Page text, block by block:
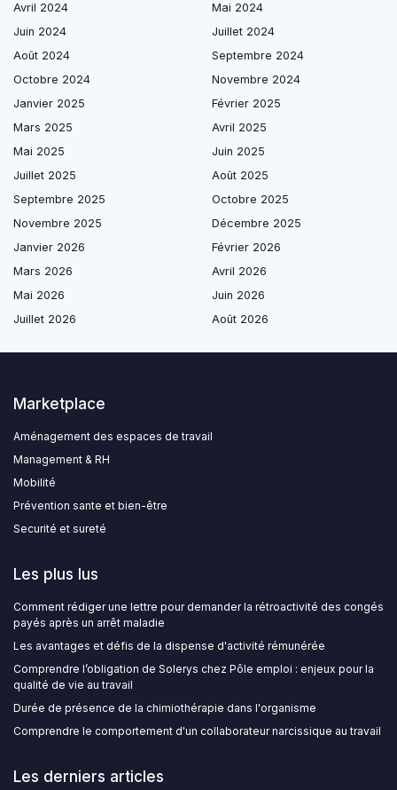
Avril 2024
Mai 2024
Juin 2024
Juillet 2024
Août 2024
Septembre 2024
Octobre 2024
Novembre 2024
Janvier 2025
Février 2025
Mars 2025
Avril 2025
Mai 2025
Juin 2025
Juillet 2025
Août 2025
Septembre 2025
Octobre 2025
Novembre 2025
Décembre 2025
Janvier 2026
Février 2026
Mars 2026
Avril 2026
Mai 2026
Juin 2026
Juillet 2026
Août 2026
Marketplace
Aménagement des espaces de travail
Management & RH
Mobilité
Prévention sante et bien-être
Securité et sureté
Les plus lus
Comment rédiger une lettre pour demander la rétroactivité des congés
payés après un arrêt maladie
Les avantages et défis de la dispense d'activité rémunérée
Comprendre l’obligation de Solerys chez Pôle emploi : enjeux pour la
qualité de vie au travail
Durée de présence de la chimiothérapie dans l'organisme
Comprendre le comportement d'un collaborateur narcissique au travail
Les derniers articles